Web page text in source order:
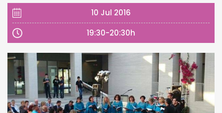
10 Jul 2016
19:30-20:30h